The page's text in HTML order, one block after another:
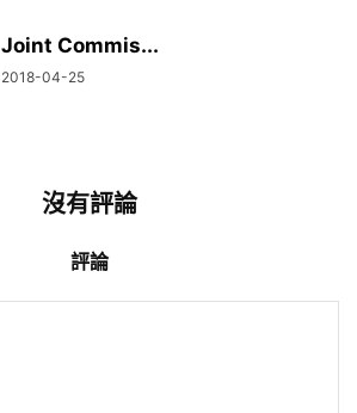
Joint Commis...
2018-04-25
沒有評論
評論